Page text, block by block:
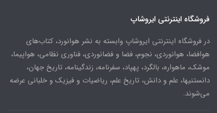
فروشگاه اینترنتی ایروشاپ
در فروشگاه اینترنتی ایروشاپ وابسته به نشر هوانورد، کتاب‌های
هوافضا، هوانوردی، نجوم، فضا و فضانوردی، فناوری نظامی، هواپیما،
موشک، ماهواره، بالگرد، پهپاد، سفرنامه، زندگینامه، تاریخ جهان،
دانستنیها، علم و دانش، تاریخ علم، ریاضیات و فیزیک و خلبانی عرضه
می‌شوند.